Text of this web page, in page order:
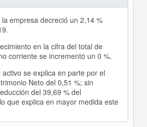
empresa decreció un 2,14 %
en la cifra del total de
corriente se incrementó un 0 %.
se explica en parte por el
Neto del 0,51 %; sin
del 39,69 % del
que explica en mayor medida este